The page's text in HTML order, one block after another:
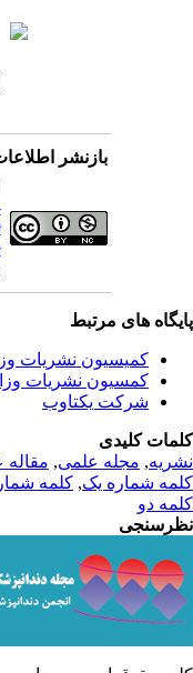
بازنشر اطلاعات
های مرتبط
کمیسیون نشریات
کمسیون نشریات
شرکت یکتاوب
کلیدی
,مجله علمی, مقاله
شماره یک,کلمه
دو